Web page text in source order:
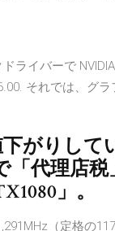
ライバーで
それでは、グ
下がりして
「代理店税
」。
（定格の